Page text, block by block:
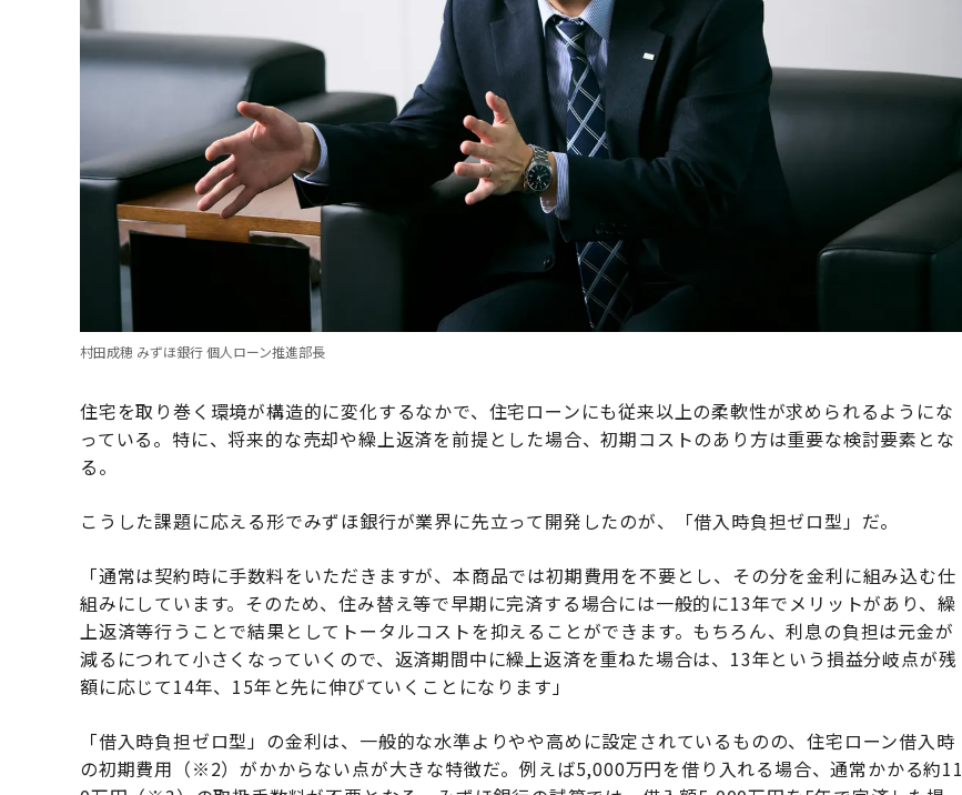
村田成穂 みずほ銀行 個人ローン推進部長
住宅を取り巻く環境が構造的に変化するなかで、住宅ローンにも従来以上の柔軟性が求められるようにな
っている。特に、将来的な売却や繰上返済を前提とした場合、初期コストのあり方は重要な検討要素とな
る。
こうした課題に応える形でみずほ銀行が業界に先立って開発したのが、「借入時負担ゼロ型」だ。
「通常は契約時に手数料をいただきますが、本商品では初期費用を不要とし、その分を金利に組み込む仕
組みにしています。そのため、住み替え等で早期に完済する場合には一般的に13年でメリットがあり、繰
上返済等行うことで結果としてトータルコストを抑えることができます。もちろん、利息の負担は元金が
減るにつれて小さくなっていくので、返済期間中に繰上返済を重ねた場合は、13年という損益分岐点が残
額に応じて14年、15年と先に伸びていくことになります」
「借入時負担ゼロ型」の金利は、一般的な水準よりやや高めに設定されているものの、住宅ローン借入時
の初期費用（※2）がかからない点が大きな特徴だ。例えば5,000万円を借り入れる場合、通常かかる約11